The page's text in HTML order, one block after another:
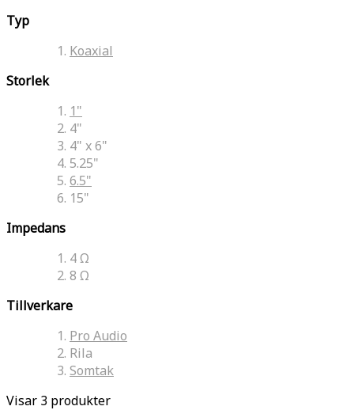
Typ
Koaxial
Storlek
1"
4"
4" x 6"
5.25"
6.5"
15"
Impedans
4 Ω
8 Ω
Tillverkare
Pro Audio
Rila
Somtak
Visar 3 produkter